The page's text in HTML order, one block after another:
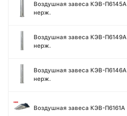
Воздушная завеса КЭВ-П6145A
нерж.
Воздушная завеса КЭВ-П6149A
нерж.
Воздушная завеса КЭВ-П6146A
нерж.
Воздушная завеса КЭВ-П6161А